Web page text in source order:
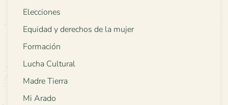
Elecciones
Equidad y derechos de la mujer
Formación
Lucha Cultural
Madre Tierra
Mi Arado